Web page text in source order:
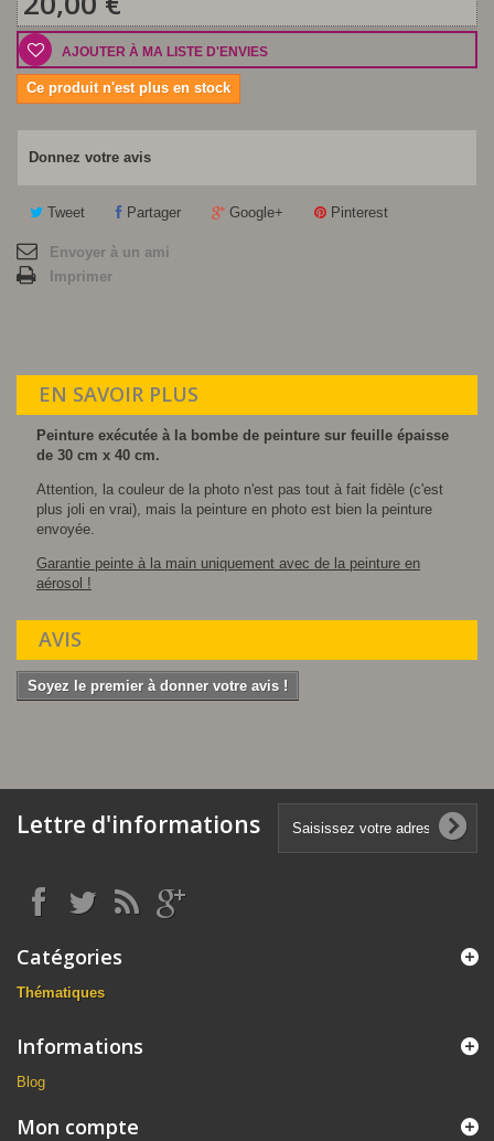
AJOUTER À MA LISTE D'ENVIES
Ce produit n'est plus en stock
Donnez votre avis
Tweet Partager Google+ Pinterest
Envoyer à un ami
Imprimer
EN SAVOIR PLUS
Peinture exécutée à la bombe de peinture sur feuille épaisse
de 30 cm x 40 cm.
Attention, la couleur de la photo n'est pas tout à fait fidèle (c'est
plus joli en vrai), mais la peinture en photo est bien la peinture
envoyée.
Garantie peinte à la main uniquement avec de la peinture en
aérosol !
AVIS
Soyez le premier à donner votre avis !
Lettre d'informations
Catégories
Thématiques
Informations
Blog
Mon compte